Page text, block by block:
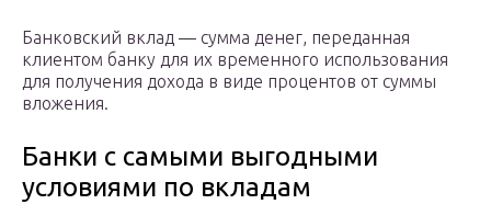
Банковский вклад — сумма денег, переданная
клиентом банку для их временного использования
для получения дохода в виде процентов от суммы
вложения.
Банки с самыми выгодными
условиями по вкладам